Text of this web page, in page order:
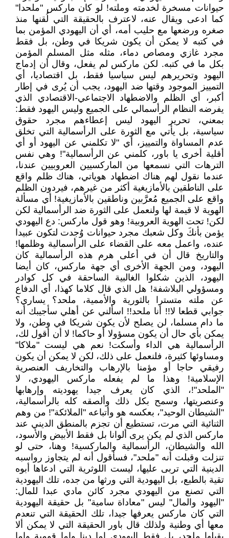
حيوانات مسخرة لخدمته وملته! لو كان ماركس "ملحدا"
كما ادعى ويقال عنه، لاعترف بالحقيقة التي لُقنها منذ
صغره ورضعها مع حليب أمه، أي أن اليهودي المؤمن بما
في كتبه لا يمكن أن يكون شريكا في وطن، بل فقط
مجرد غازي ومصاص دماء، مثله مثل المسلم المؤمن
بكل ما في كتبه. لكن ماركس لم يفعل، وقال أن إدماج
اليهود وتحريرهم ليس سياسيا فقط، بل اقتصاديا، أي
التمييز الموجود وقتها ضد اليهود، يجب أن يُرى في إطار
أكبر، أي الظلم والاضطهاد الاجتماعي-الاقتصادي الذي
يفرضه النظام الرأسمالي على الجميع وليس اليهود فقط:
بمعني، تحرير اليهود ليس إعطاءهم مجرد حقوق
سياسية، بل يأتي مع الثورة على الرأسمالية التي تخلق
عدم المساواة والتمييز، أي "لا تكلمني عن اليهود أو أي
أقلية أخرى يا باور، كلمني عن الرأسمالية"! وهي نفس
الترهات التي نسمعها من الماركسيين العروبيين عندنا،
عندما نقول لهم هناك اضطهاد هوياتي، هناك ظلم واقع
على الناطقين بالأمازيغية أكثر من غيرهم، فيردون الظلم
واقع على الجميع مُعرَّبين وناطقين بالأمازيغية! أي مسألة
الهوية لا قيمة لها ولنعمل على الثورة ضد الرأسمالية لكن
لكن! تحت الهوية العروبية! وهو قول ماركس: دع اليهودي
يؤمن بأنكَ وكل شعبك مجرد حيوانات وُجدت لتكون عبيدا
عنده، واعمل معه على القضاء على الرأسمالية وظلمها!
والتاريخ قال أن في أعلى هرم هذه الرأسمالية كان
اليهود، ومن الجهة الأخرى أي جهة ماركس، كان أيضا
اليهود، الذين شكلوا الغالبية الساحقة في كل كوادر
ومسؤولي البلاشفة! هل الذي قال كلاما كهذا، أي الدفاع
عن ملته متسترا بالثورية والأممية، ملحد؟ يساري؟
جوابي قطعا لا!! أنا ملحد!! اسألني عن أهلي سأجيبك أنه
ما دام مسلما، لن يصلح لأن يكون شريكا في وطن، ولا
يمكن بأي حال أن يكون مسؤولا أو حاكما! لا أن أقول لك،
الرأسمالية هي الداء وأسكت! نعم هي ليست "ملاكا"
ومساوئها كثيرة، فلنعمل على ذلك، لكن لا يمكن أن يكون
رفيقي حاجا أو مؤمنا بالإرهاب والتخاريف العنصرية
الإسلامية! وهذا ما لم يفعله ماركس اليهودي، لا
"الملحد"!، الذي كان يعرف جيدا يهوديته وإرهابها
وعنصريتها، وسمح بكل ذلك وألصقه كله بالرأسمالية،
"الشيطان الوحيد"، بعكسه هو وأتباعه "الملائكة"! من وهم
الثنائية التي مرت، تستطيع أن تجزم بالمنطق الديني عند
ماركس الذي لم يكن يرى ألوانا بل فقط الأبيض والأسود،
الله والشيطان، الرأسمالية والماركسية! وهنا، حتى لو
تنزلت وقبلت أنه "ملحد"، فسأقول أنه لم يتجاوز رواسبه
الدينية التي تربى عليها، ليست اللوثرية التي ادعاها أبوه
تقية بالطبع، بل اليهودية التي ورثها من جده، تلك اليهودية
التي تصنع من اليهودي مجرد كائن مادي عبدا للمال:
"اليهود والمال" ليس "معاداة سامية" بل حقيقة اليهودية
التي كان ماركس يعرفها جيدا، تلك الحقيقة التي تنعدم
معها أي وطنية ولذلك قال باور الحقيقة التي لا يمكن ألا